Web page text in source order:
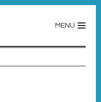
MENU